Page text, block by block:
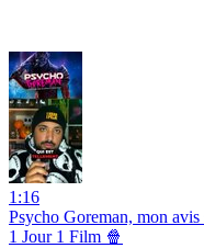
1:16
Psycho Goreman, mon
1 Jour 1 Film 🍿